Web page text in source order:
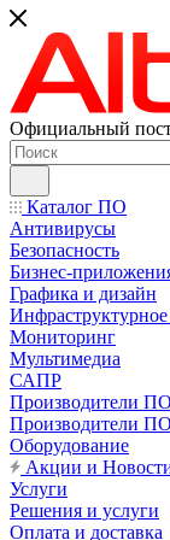
Официальный
Каталог ПО
Антивирусы
Безопасность
Бизнес-
Графика и дизайн
Мониторинг
Мультимедиа
САПР
Производители ПО
Производители ПО
Оборудование
Акции и
Услуги
Решения и услуги
Оплата и доставка